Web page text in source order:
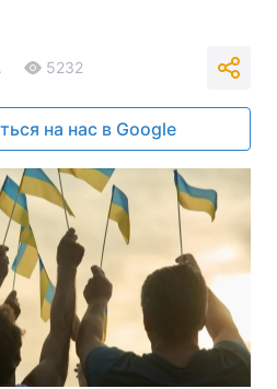
5232
на нас в Google